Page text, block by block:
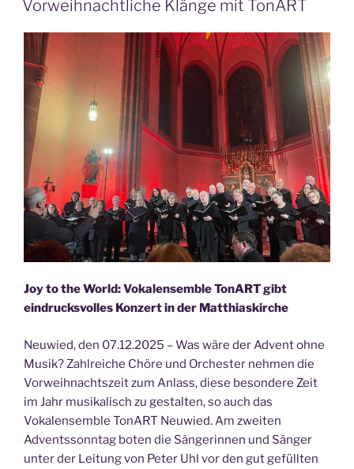
Vorweihnachtliche Klänge mit TonART
Joy to the World: Vokalensemble TonART gibt
eindrucksvolles Konzert in der Matthiaskirche
Neuwied, den 07.12.2025 – Was wäre der Advent ohne
Musik? Zahlreiche Chöre und Orchester nehmen die
Vorweihnachtszeit zum Anlass, diese besondere Zeit
im Jahr musikalisch zu gestalten, so auch das
Vokalensemble TonART Neuwied. Am zweiten
Adventssonntag boten die Sängerinnen und Sänger
unter der Leitung von Peter Uhl vor den gut gefüllten